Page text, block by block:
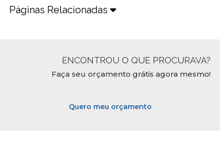
Páginas Relacionadas
ENCONTROU O QUE PROCURAVA?
Faça seu orçamento grátis agora mesmo!
Quero meu orçamento